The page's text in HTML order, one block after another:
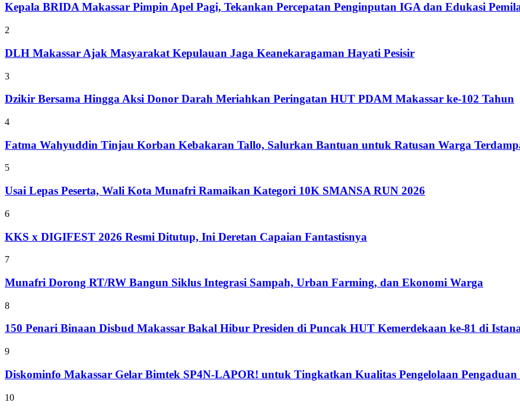
Kepala BRIDA Makassar Pimpin Apel Pagi, Tekankan Percepatan Penginputan IGA dan Edukasi
2
DLH Makassar Ajak Masyarakat Kepulauan Jaga Keanekaragaman Hayati Pesisir
3
Dzikir Bersama Hingga Aksi Donor Darah Meriahkan Peringatan HUT PDAM Makassar ke-102 Tahun
4
Fatma Wahyuddin Tinjau Korban Kebakaran Tallo, Salurkan Bantuan untuk Ratusan Warga
5
Usai Lepas Peserta, Wali Kota Munafri Ramaikan Kategori 10K SMANSA RUN 2026
6
KKS x DIGIFEST 2026 Resmi Ditutup, Ini Deretan Capaian Fantastisnya
7
Munafri Dorong RT/RW Bangun Siklus Integrasi Sampah, Urban Farming, dan Ekonomi Warga
8
150 Penari Binaan Disbud Makassar Bakal Hibur Presiden di Puncak HUT Kemerdekaan ke-81 di
9
Diskominfo Makassar Gelar Bimtek SP4N-LAPOR! untuk Tingkatkan Kualitas Pengelolaan
10